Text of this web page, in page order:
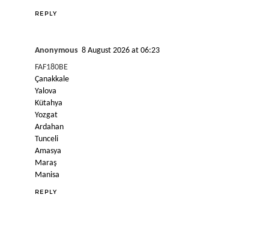
REPLY
Anonymous 8 August 2026 at 06:23
FAF180BE
Çanakkale
Yalova
Kütahya
Yozgat
Ardahan
Tunceli
Amasya
Maraş
Manisa
REPLY